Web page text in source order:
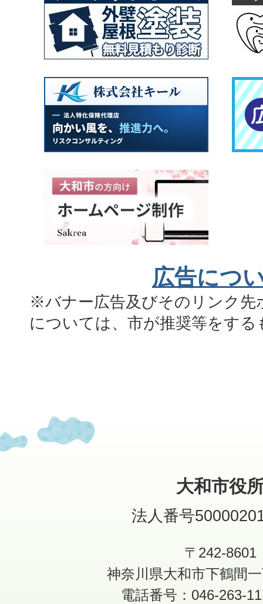
広告につ
※バナー広告及びそのリンク先
については、市が推奨等をす
大和市役
法人番号
〒242-8601
神奈川県大和市下鶴間
電話番号：046-263-